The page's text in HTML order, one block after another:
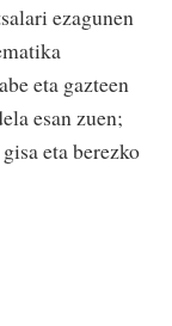
ezagunen
eta gazteen
esan zuen;
eta berezko